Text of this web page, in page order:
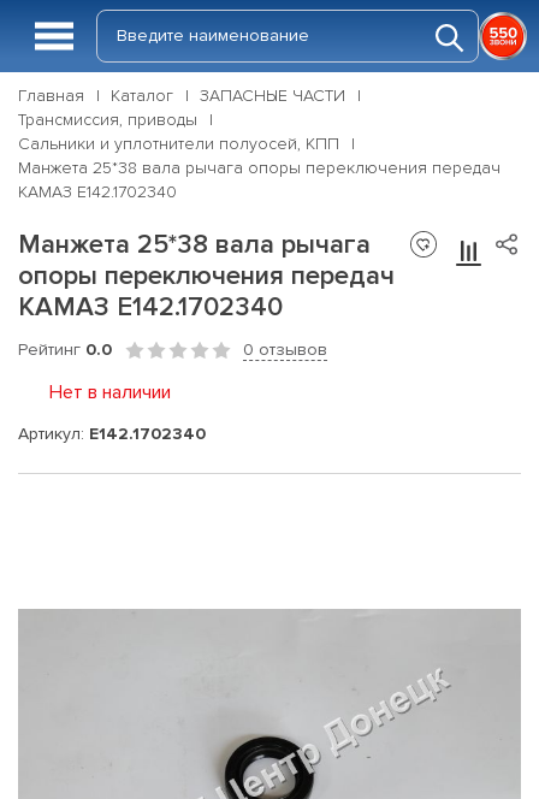
Главная Каталог
ЗАПАСНЫЕ ЧАСТИ
Трансмиссия, приводы
Сальники и уплотнители полуосей, КПП
Манжета 25*38 вала рычага опоры переключения передач
КАМАЗ Е142.1702340
Манжета 25*38 вала рычага
опоры переключения передач
КАМАЗ Е142.1702340
Рейтинг 0.0 0 отзывов
Нет в наличии
Артикул: Е142.1702340